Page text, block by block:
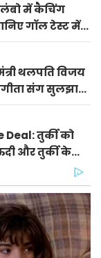
में कैचिंग
गॉल टेस्ट में
थलपति विजय
संग सुलझा
तुर्की को
और तुर्की के